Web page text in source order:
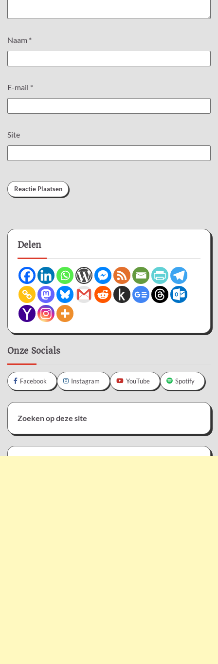
Naam *
E-mail *
Site
Delen
Onze Socials
Facebook Instagram YouTube Spotify
Zoeken op deze site